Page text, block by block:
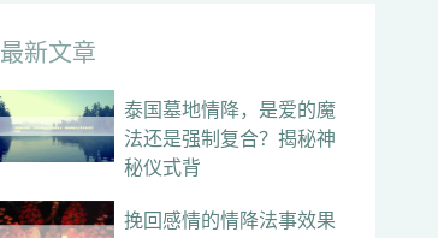
最新文章
泰国墓地情降，是爱的魔
法还是强制复合？揭秘神
秘仪式背
挽回感情的情降法事效果